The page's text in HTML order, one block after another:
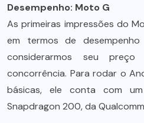
Desempenho: Moto G
As primeiras impressões do
em termos de desempenho
considerarmos seu
concorrência. Para rodar o
básicas, ele conta com
Snapdragon 200, da